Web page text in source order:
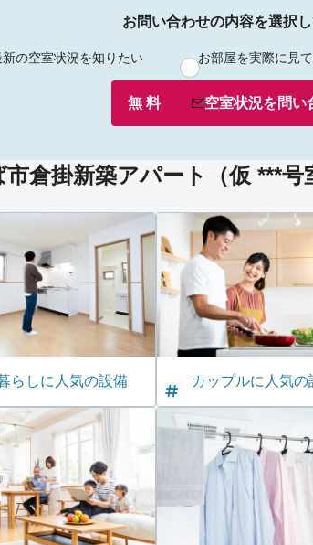
お問い合わせの内容を選択
新の空室状況を知りたい お部屋を実際に見
無 料 空室状況を問い
倉掛新築アパート（仮 ***号
らしに人気の設備 カップルに人気の